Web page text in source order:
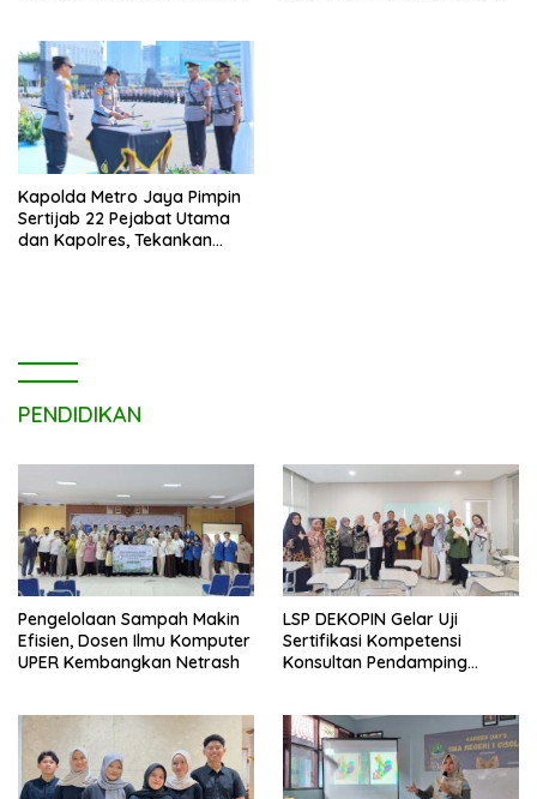
Kapolda Metro Jaya Pimpin
Sertijab 22 Pejabat Utama
dan Kapolres, Tekankan
PENDIDIKAN
Pengelolaan Sampah Makin
Efisien, Dosen Ilmu Komputer
UPER Kembangkan Netrash
LSP DEKOPIN Gelar Uji
Sertifikasi Kompetensi
Konsultan Pendamping